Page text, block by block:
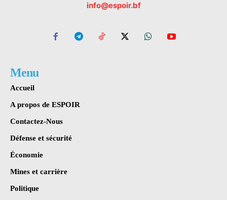
info@espoir.bf
Menu
Accueil
A propos de ESPOIR
Contactez-Nous
Défense et sécurité
Économie
Mines et carrière
Politique